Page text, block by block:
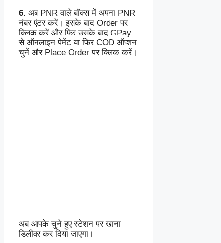
6. अब PNR वाले बॉक्स में अपना PNR
नंबर एंटर करें। इसके बाद Order पर
क्लिक करें और फिर उसके बाद GPay
से ऑनलाइन पेमेंट या फिर COD ऑप्शन
चुनें और Place Order पर क्लिक करें।
अब आपके चुने हुए स्टेशन पर खाना
डिलीवर कर दिया जाएगा।